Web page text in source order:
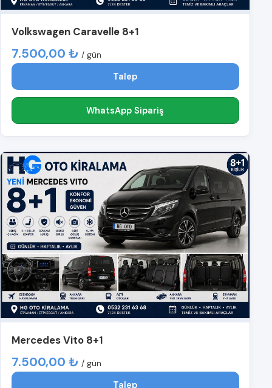
Volkswagen Caravelle 8+1
7.500,00 ₺ / gün
Talep
WhatsApp Sipariş
Mercedes Vito 8+1
7.500,00 ₺ / gün
Talep